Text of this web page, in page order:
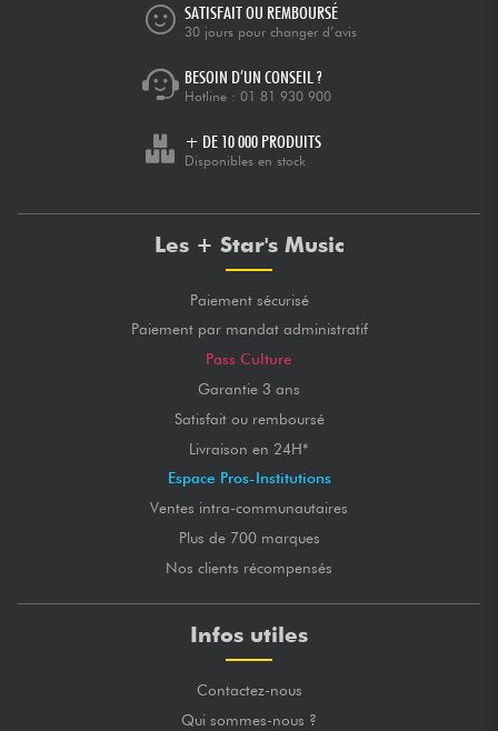
SATISFAIT OU REMBOURSÉ
30 jours pour changer d’avis
BESOIN D’UN CONSEIL ?
Hotline : 01 81 930 900
+ DE 10 000 PRODUITS
Disponibles en stock
Les + Star's Music
Paiement sécurisé
Paiement par mandat administratif
Pass Culture
Garantie 3 ans
Satisfait ou remboursé
Livraison en 24H*
Espace Pros-Institutions
Ventes intra-communautaires
Plus de 700 marques
Nos clients récompensés
Infos utiles
Contactez-nous
Qui sommes-nous ?